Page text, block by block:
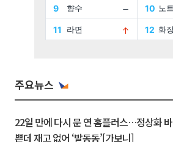
주요뉴스
22일 만에 다시 문 연 홈플러스…정상화 바
쁜데 재고 없어 ‘발동동’[가보니]